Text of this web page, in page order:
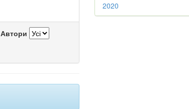
Автори
2020